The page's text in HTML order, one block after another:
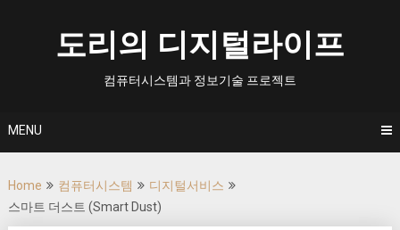
도리의 디지털라이프
컴퓨터시스템과 정보기술 프로젝트
MENU
Home 컴퓨터시스템
디지털서비스
스마트 더스트 (Smart Dust)